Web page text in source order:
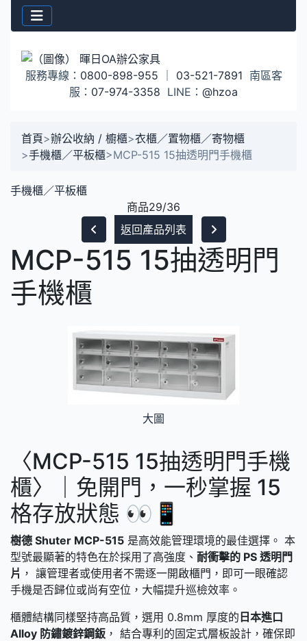
服務專線： 0800-898-955 03-521-7891 南區客
服： 07-974-3358 LINE： @hzoa
首頁>辦公收納 / 櫥櫃>衣櫃／置物櫃／寄物櫃
>手機櫃／平板櫃>MCP-515 15抽透明門手機櫃
手機櫃／平板櫃
商品29/36
返回產品列表
MCP-515 15抽透明門
手機櫃
大圖
〈MCP-515 15抽透明門手機
櫃〉｜免開門，一秒掌握 15
格存放狀態 👀📱
樹德 Shuter MCP-515 是高效能管理環境的最佳選擇。 本
型號最顯著的特色在於採用了高強度、 耐衝擊的 PS 透明門
片 ， 讓管理者或使用者不需逐一開啟櫃門，即可一眼確認
手機是否歸位或尚有空位，大幅提升巡檢效率。
櫃體結構同樣堅持高品質，選用 0.8mm 厚度的 日本進口
Alloy 防鏽鍍鋅鋼鈑 ， 結合專利的固定式層板設計，確保即